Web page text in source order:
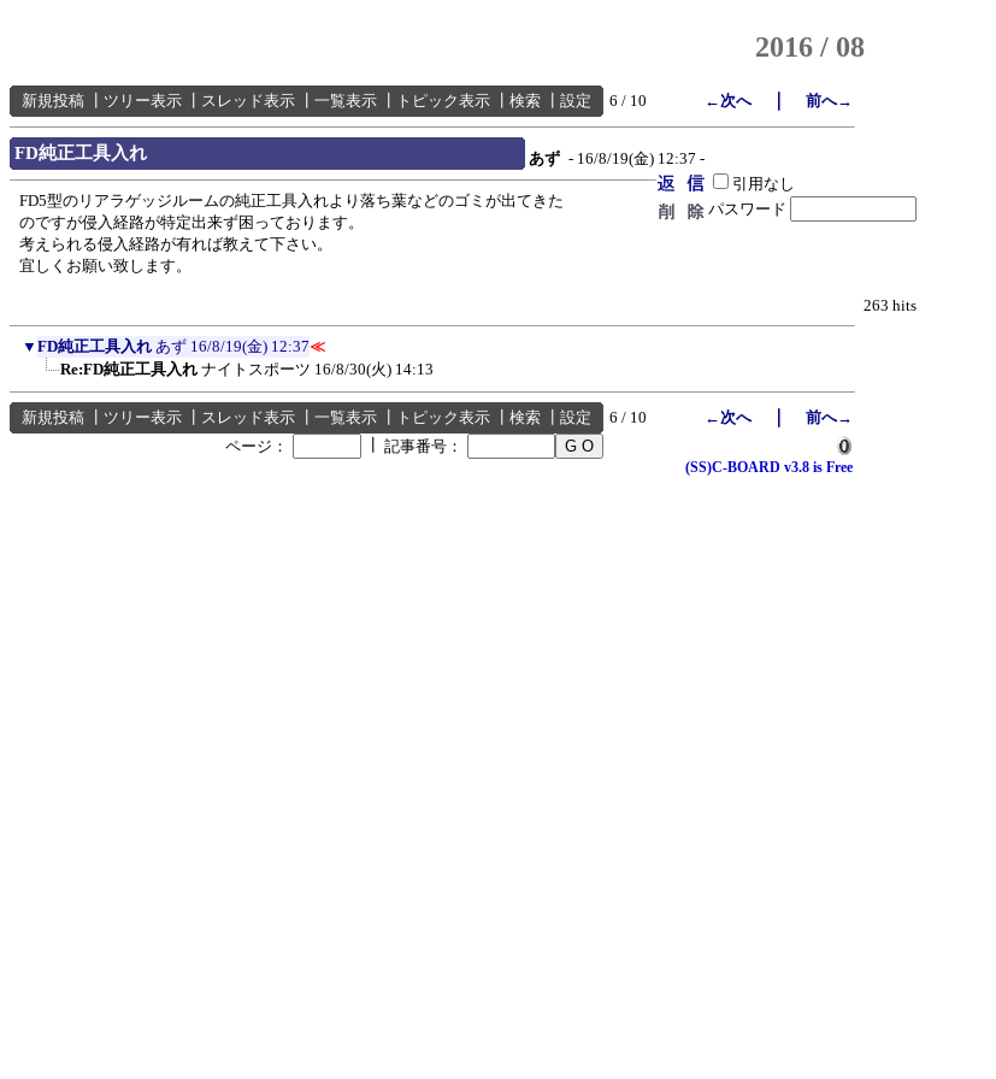
2016 / 08
新規投稿 ツリー表示 スレッド表示 一覧表示 トピック表示 検索 設定 6 / 10 ←次へ｜ 前へ→
FD純正工具入れ あず - 16/8/19(金) 12:37 -
引用なし
パスワード
FD5型のリアラゲッジルームの純正工具入れより落ち葉などのゴミが出てきた
のですが侵入経路が特定出来ず困っております。
考えられる侵入経路が有れば教えて下さい。
宜しくお願い致します。
263 hits
▼ FD純正工具入れ あず 16/8/19(金) 12:37≪
Re:FD純正工具入れ ナイトスポーツ 16/8/30(火) 14:13
新規投稿 ツリー表示 スレッド表示 一覧表示 トピック表示 検索 設定 6 / 10 ←次へ｜ 前へ→
ページ：
記事番号：
(SS)C-BOARD v3.8 is Free